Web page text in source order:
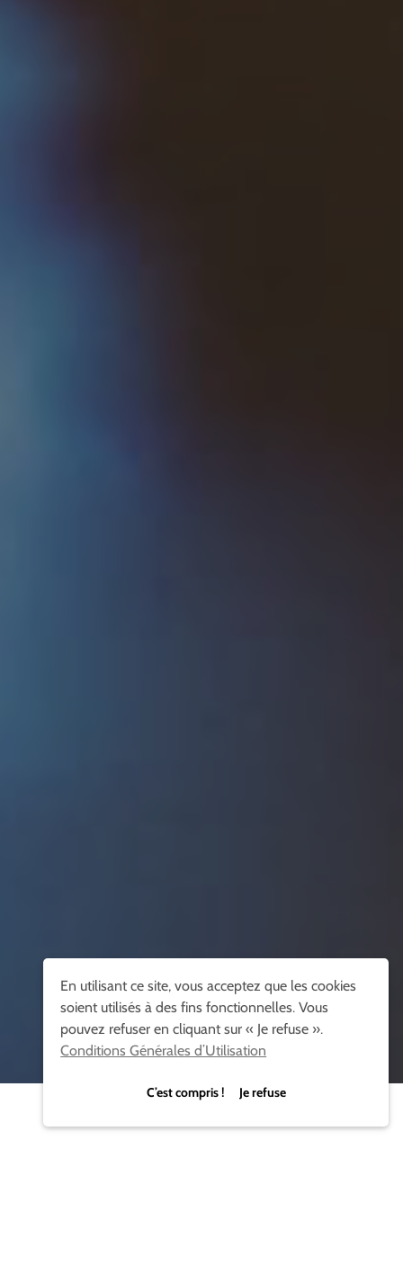
En utilisant ce site, vous acceptez que les cookies
soient utilisés à des fins fonctionnelles. Vous
pouvez refuser en cliquant sur « Je refuse ».
Conditions Générales d’Utilisation
C’est compris ! Je refuse